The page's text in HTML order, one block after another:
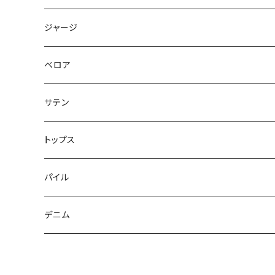
ジャージ
ベロア
サテン
トップス
パイル
デニム